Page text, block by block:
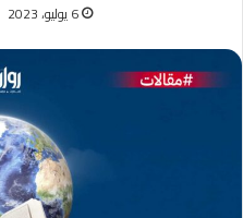
6 يوليو، 2023